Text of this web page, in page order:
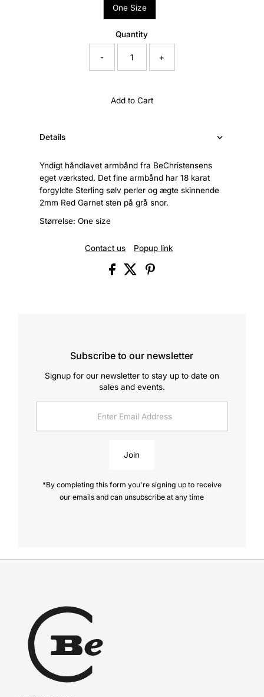
One Size
Quantity
- +
Add to Cart
Details
Yndigt håndlavet armbånd fra BeChristensens
eget værksted. Det fine armbånd har 18 karat
forgyldte Sterling sølv perler og ægte skinnende
2mm Red Garnet sten på grå snor.
Størrelse: One size
Contact us Popup link
Subscribe to our newsletter
Signup for our newsletter to stay up to date on
sales and events.
Address
Join
*By completing this form you're signing up to receive
our emails and can unsubscribe at any time